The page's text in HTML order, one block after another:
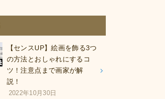
【センスUP】絵画を飾る3つ
の方法とおしゃれにするコ
ツ！注意点まで画家が解
説！
2022年10月30日